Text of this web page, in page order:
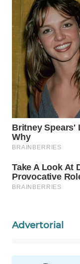
Advertorial
SPORT
WAHANA
UMKM
WAHANA
SELEB
WAHANA
PERSONA
WAHANA
OTOMOTIF
WAHANA
HEALTH
DESA